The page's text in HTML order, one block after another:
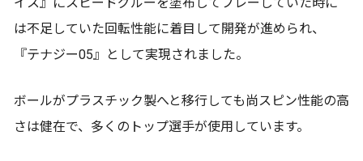
は不足していた回転性能に着目して開発が進められ、
『テナジー05』として実現されました。
ボールがプラスチック製へと移行しても尚スピン性能の高
さは健在で、多くのトップ選手が使用しています。